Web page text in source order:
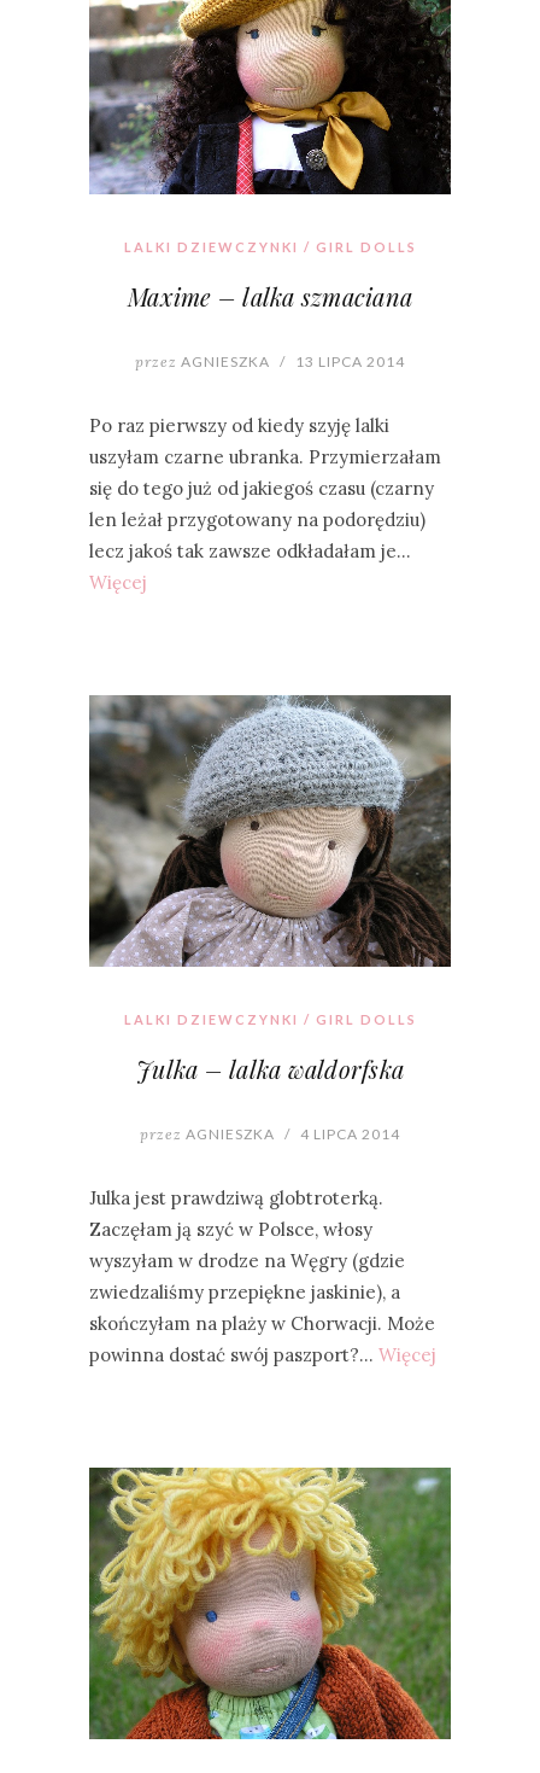
LALKI DZIEWCZYNKI / GIRL DOLLS
Maxime – lalka szmaciana
przez AGNIESZKA / 13 LIPCA 2014
Po raz pierwszy od kiedy szyję lalki
uszyłam czarne ubranka. Przymierzałam
się do tego już od jakiegoś czasu (czarny
len leżał przygotowany na podorędziu)
lecz jakoś tak zawsze odkładałam je…
Więcej
LALKI DZIEWCZYNKI / GIRL DOLLS
Julka – lalka waldorfska
przez AGNIESZKA / 4 LIPCA 2014
Julka jest prawdziwą globtroterką.
Zaczęłam ją szyć w Polsce, włosy
wyszyłam w drodze na Węgry (gdzie
zwiedzaliśmy przepiękne jaskinie), a
skończyłam na plaży w Chorwacji. Może
powinna dostać swój paszport?… Więcej